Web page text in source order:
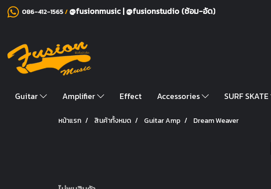
086-412-1565/ @fusionmusic|@fusionstudio (ซ้อม-อัด)
Guitar Amplifier Effect Accessories SURF SKATE
หน้าแรก สินค้าทั้งหมด Guitar Amp Dream Weaver